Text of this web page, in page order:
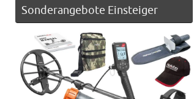
Sonderangebote Einsteiger